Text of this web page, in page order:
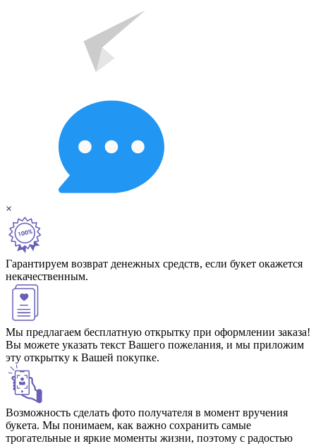
×
Гарантируем возврат денежных средств, если букет окажется
некачественным.
Мы предлагаем бесплатную открытку при оформлении заказа!
Вы можете указать текст Вашего пожелания, и мы приложим
эту открытку к Вашей покупке.
Возможность сделать фото получателя в момент вручения
букета. Мы понимаем, как важно сохранить самые
трогательные и яркие моменты жизни, поэтому с радостью